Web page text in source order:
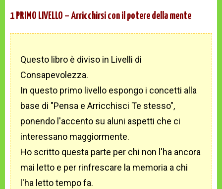
1 PRIMO LIVELLO – Arricchirsi con il potere della mente
Questo libro è diviso in Livelli di
Consapevolezza.
In questo primo livello espongo i concetti alla
base di "Pensa e Arricchisci Te stesso",
ponendo l'accento su aluni aspetti che ci
interessano maggiormente.
Ho scritto questa parte per chi non l'ha ancora
mai letto e per rinfrescare la memoria a chi
l'ha letto tempo fa.